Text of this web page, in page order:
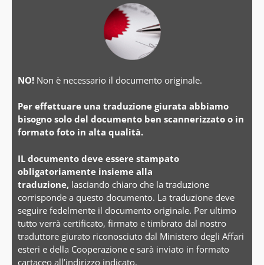
NO! Non è necessario il documento originale.
Per effettuare una traduzione giurata abbiamo
bisogno solo del documento ben scannerizzato o in
formato foto in alta qualità.
IL documento deve essere stampato
obligatoriamente insieme alla
traduzione, lasciando chiaro che la traduzione
corrisponde a questo documento. La traduzione deve
seguire fedelmente il documento originale. Per ultimo
tutto verrà certificato, firmato e timbrato dal nostro
traduttore giurato riconosciuto dal Ministero degli Affari
esteri e della Cooperazione e sarà inviato in formato
cartaceo all’indirizzo indicato.